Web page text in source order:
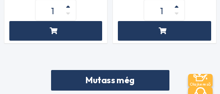
Mutass még Olajkereső